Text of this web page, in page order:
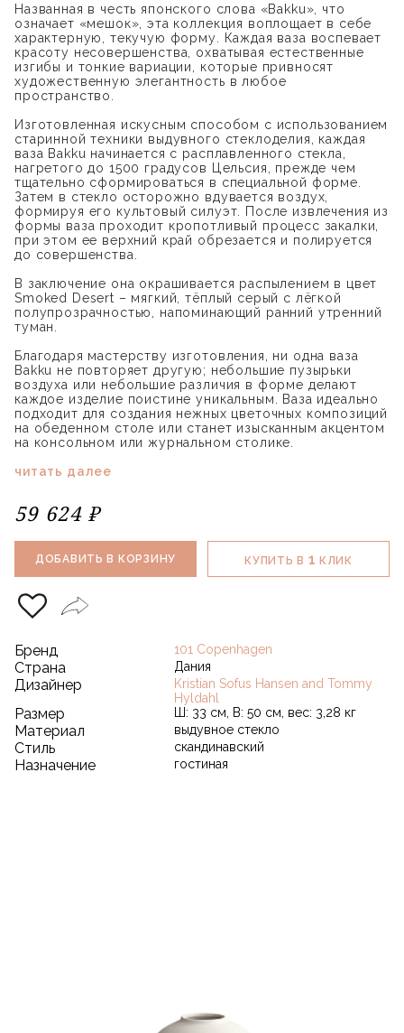
Названная в честь японского слова «Bakku», что
означает «мешок», эта коллекция воплощает в себе
характерную, текучую форму. Каждая ваза воспевает
красоту несовершенства, охватывая естественные
изгибы и тонкие вариации, которые привносят
художественную элегантность в любое
пространство.
Изготовленная искусным способом с использованием
старинной техники выдувного стеклоделия, каждая
ваза Bakku начинается с расплавленного стекла,
нагретого до 1500 градусов Цельсия, прежде чем
тщательно сформироваться в специальной форме.
Затем в стекло осторожно вдувается воздух,
формируя его культовый силуэт. После извлечения из
формы ваза проходит кропотливый процесс закалки,
при этом ее верхний край обрезается и полируется
до совершенства.
В заключение она окрашивается распылением в цвет
Smoked Desert – мягкий, тёплый серый с лёгкой
полупрозрачностью, напоминающий ранний утренний
туман.
Благодаря мастерству изготовления, ни одна ваза
Bakku не повторяет другую; небольшие пузырьки
воздуха или небольшие различия в форме делают
каждое изделие поистине уникальным. Ваза идеально
подходит для создания нежных цветочных композиций
на обеденном столе или станет изысканным акцентом
на консольном или журнальном столике.
читать далее
59 624 ₽
ДОБАВИТЬ В КОРЗИНУ КУПИТЬ В 1 КЛИК
Бренд 101 Copenhagen
Страна Дания
Дизайнер
Kristian Sofus Hansen and Tommy
Hyldahl
Размер Ш: 33 см, В: 50 см, вес: 3,28 кг
Материал выдувное стекло
Стиль скандинавский
Назначение гостиная